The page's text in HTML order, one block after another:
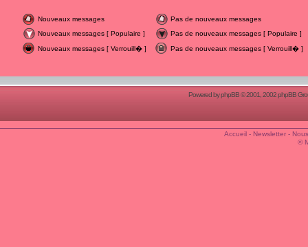
Nouveaux messages
Pas de nouveaux messages
Nouveaux messages [ Populaire ]
Pas de nouveaux messages [ Populaire ]
Nouveaux messages [ Verrouill� ]
Pas de nouveaux messages [ Verrouill� ]
Powered byphpBB© 2001, 2002 phpBB
Accueil- Newsletter-
©